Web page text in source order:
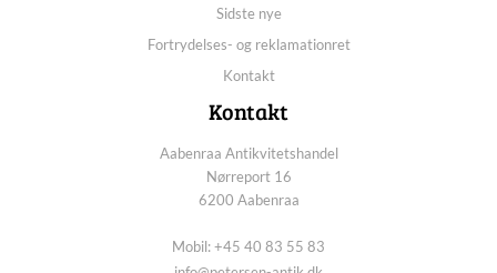
Sidste nye
Fortrydelses- og reklamationret
Kontakt
Kontakt
Aabenraa Antikvitetshandel
Nørreport 16
6200 Aabenraa
Mobil: +45 40 83 55 83